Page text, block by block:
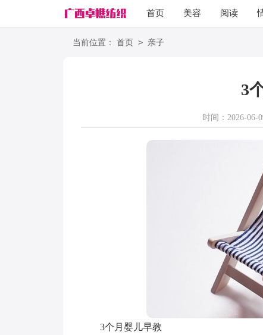
首页 美容 阅读
励志
当前位置： 首页 > 亲子
3
时间：2026-06-
3个月婴儿早教